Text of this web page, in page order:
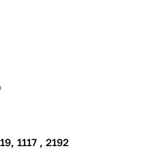
1119, 1117 , 2192